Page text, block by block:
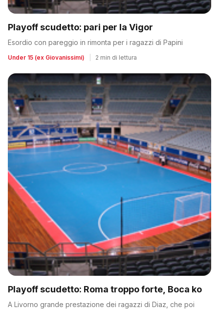
Playoff scudetto: pari per la Vigor
Esordio con pareggio in rimonta per i ragazzi di Papini
Under 15 (ex Giovanissimi) 2 min di lettura
Playoff scudetto: Roma troppo forte, Boca ko
A Livorno grande prestazione dei ragazzi di Diaz, che poi